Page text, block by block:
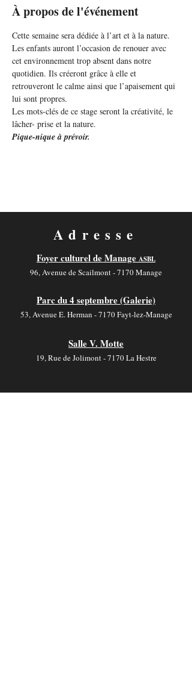
À propos de l'événement
Cette semaine sera dédiée à l’art et à la nature.
Les enfants auront l’occasion de renouer avec
cet environnement trop absent dans notre
quotidien. Ils créeront grâce à elle et
retrouveront le calme ainsi que l’apaisement qui
lui sont propres.
Les mots-clés de ce stage seront la créativité, le
lâcher- prise et la nature.
Pique-nique à prévoir.
Adresse
Foyer culturel de Manage ASBL
96, Avenue de Scailmont - 7170 Manage
Parc du 4 septembre (Galerie)
53, Avenue E. Herman - 7170 Fayt-lez-Manage
Salle V. Motte
19, Rue de Jolimont - 7170 La Hestre
Contact